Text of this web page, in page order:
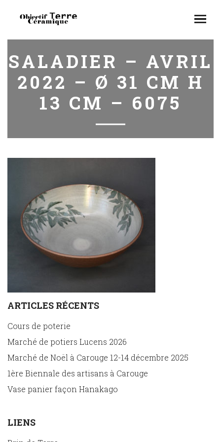
SALADIER – AVRIL
2022 – Ø 31 CM H
13 CM – 6075
ARTICLES RÉCENTS
Cours de poterie
Marché de potiers Lucens 2026
Marché de Noël à Carouge 12-14 décembre 2025
1ère Biennale des artisans à Carouge
Vase panier façon Hanakago
LIENS